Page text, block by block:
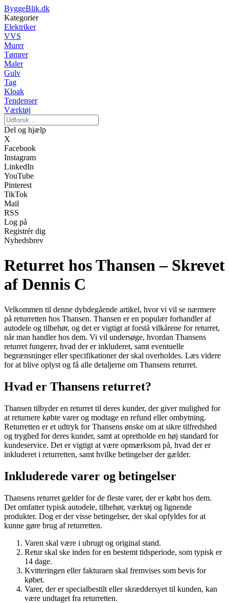
ByggeBlik.dk
Kategorier
Elektriker
VVS
Murer
Tømrer
Maler
Gulv
Tag
Kloak
Tendenser
Værktøj
Del og hjælp
X
Facebook
Instagram
LinkedIn
YouTube
Pinterest
TikTok
Mail
RSS
Log på
Registrér dig
Nyhedsbrev
Returret hos Thansen – Skrevet
af Dennis C
Velkommen til denne dybdegående artikel, hvor vi vil se nærmere
på returretten hos Thansen. Thansen er en populær forhandler af
autodele og tilbehør, og det er vigtigt at forstå vilkårene for returret,
når man handler hos dem. Vi vil undersøge, hvordan Thansens
returret fungerer, hvad der er inkluderet, samt eventuelle
begrænsninger eller specifikationer der skal overholdes. Læs videre
for at blive oplyst og få alle detaljerne om Thansens returret.
Hvad er Thansens returret?
Thansen tilbyder en returret til deres kunder, der giver mulighed for
at returnere købte varer og modtage en refund eller ombytning.
Returretten er et udtryk for Thansens ønske om at sikre tilfredshed
og tryghed for deres kunder, samt at opretholde en høj standard for
kundeservice. Det er vigtigt at være opmærksom på, hvad der er
inkluderet i returretten, samt hvilke betingelser der gælder.
Inkluderede varer og betingelser
Thansens returret gælder for de fleste varer, der er købt hos dem.
Det omfatter typisk autodele, tilbehør, værktøj og lignende
produkter. Dog er der visse betingelser, der skal opfyldes for at
kunne gøre brug af returretten.
Varen skal være i ubrugt og original stand.
Retur skal ske inden for en bestemt tidsperiode, som typisk er
14 dage.
Kvitteringen eller fakturaen skal fremvises som bevis for
købet.
Varer, der er specialbestilt eller skræddersyet til kunden, kan
være undtaget fra returretten.